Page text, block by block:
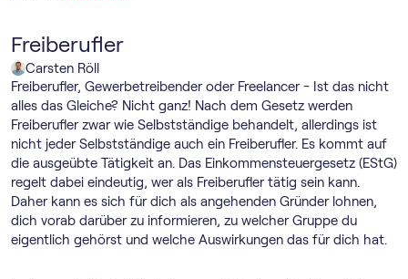
Freiberufler
Carsten Röll
Freiberufler, Gewerbetreibender oder Freelancer - Ist das nicht
alles das Gleiche? Nicht ganz! Nach dem Gesetz werden
Freiberufler zwar wie Selbstständige behandelt, allerdings ist
nicht jeder Selbstständige auch ein Freiberufler. Es kommt auf
die ausgeübte Tätigkeit an. Das Einkommensteuergesetz (EStG)
regelt dabei eindeutig, wer als Freiberufler tätig sein kann.
Daher kann es sich für dich als angehenden Gründer lohnen,
dich vorab darüber zu informieren, zu welcher Gruppe du
eigentlich gehörst und welche Auswirkungen das für dich hat.